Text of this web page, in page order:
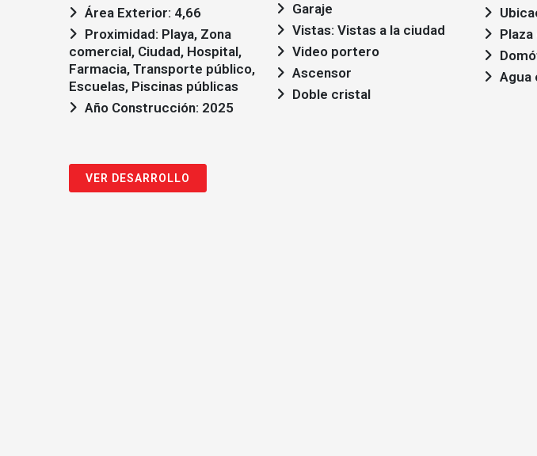
Área Exterior: 4,66
comercial, Ciudad, Hospital,
Farmacia, Transporte público,
Escuelas, Piscinas públicas
Año Construcción: 2025
Garaje
Vistas: Vistas a la ciudad
Video portero
Ascensor
Doble cristal
Agua
VER DESARROLLO